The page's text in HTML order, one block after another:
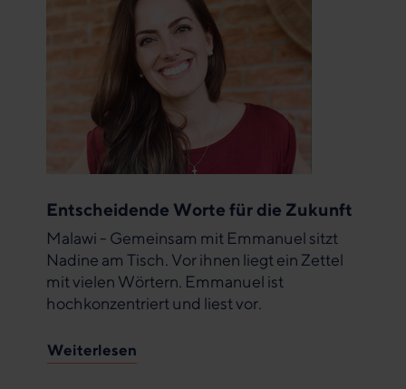
Entscheidende Worte für die Zukunft
Malawi - Gemeinsam mit Emmanuel sitzt
Nadine am Tisch. Vor ihnen liegt ein Zettel
mit vielen Wörtern. Emmanuel ist
hochkonzentriert und liest vor.
Weiterlesen